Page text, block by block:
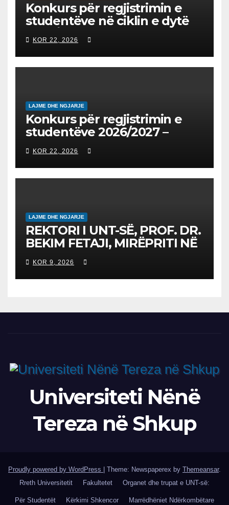
Konkurs për regjistrimin e
studentëve në ciklin e dytë
2026/2027 – Конкурс за
запишување на студенти
на втор циклус студии за
2026/2027
KOR 22, 2026
LAJME DHE NGJARJE
Konkurs për regjistrimin e
studentëve 2026/2027 –
Конкурс за запишување на
студенти за 2026/2027
KOR 22, 2026
LAJME DHE NGJARJE
REKTORI I UNT-SË, PROF. DR.
BEKIM FETAJI, MIRËPRITI NË
TAKIM ZYRTAR DREJTORIN E
SH.A MEPSO, DR. BURIM
LATIFIN
KOR 9, 2026
Universiteti Nënë
Tereza në Shkup
Proudly powered by WordPress Theme: Newspaperex by Themeansar.
Rreth Universitetit
Fakultetet Organet dhe trupat e UNT-së:
Për Studentët Kërkimi Shkencor Marrëdhëniet Ndërkombëtare